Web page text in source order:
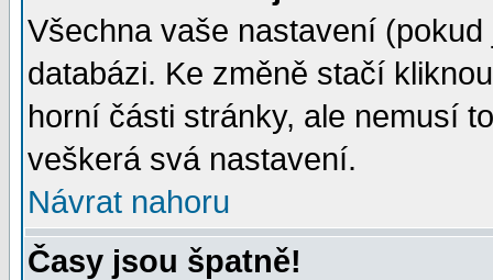
Všechna vaše nastavení
databázi. Ke změně stačí
horní části stránky, ale nemusí
veškerá svá nastavení.
Návrat nahoru
Časy jsou špatně!